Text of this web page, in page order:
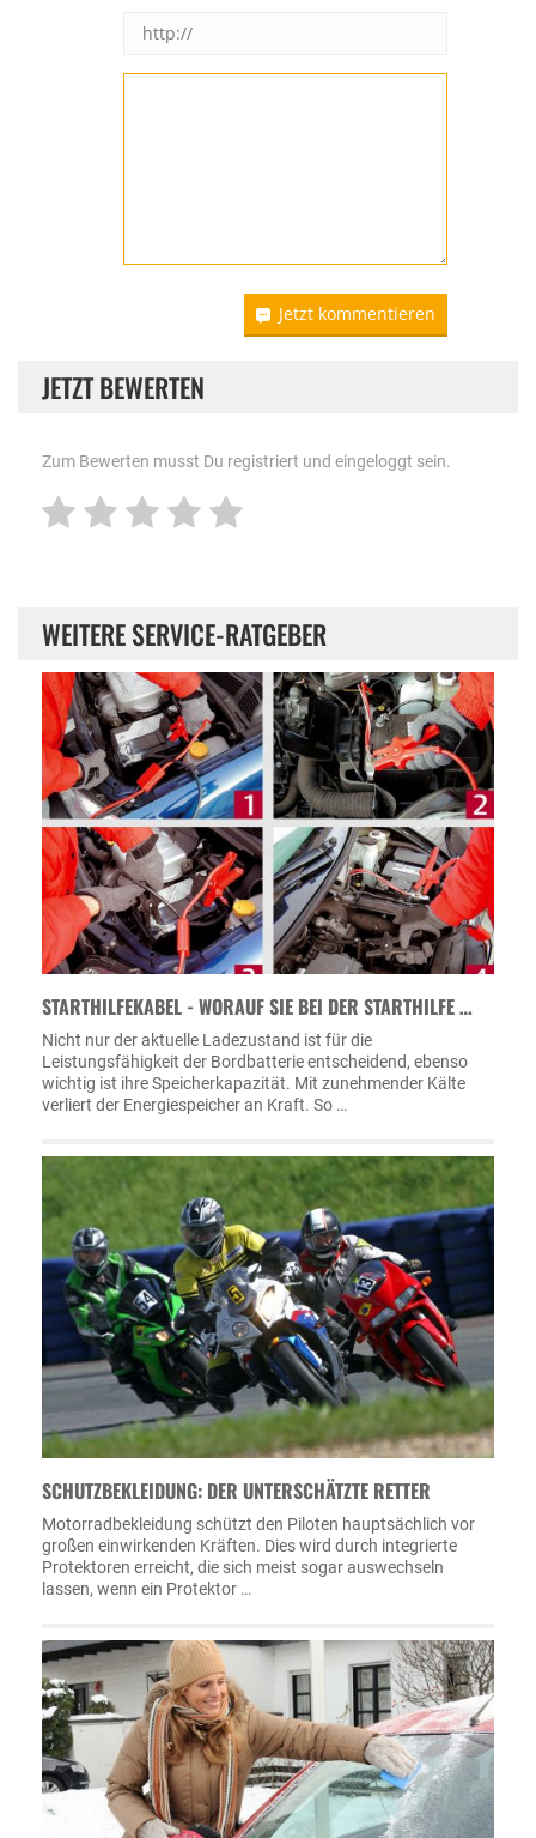
Jetzt kommentieren
JETZT BEWERTEN
Zum Bewerten musst Du registriert und eingeloggt sein.
WEITERE SERVICE-RATGEBER
STARTHILFEKABEL - WORAUF SIE BEI DER STARTHILFE …
Nicht nur der aktuelle Ladezustand ist für die
Leistungsfähigkeit der Bordbatterie entscheidend, ebenso
wichtig ist ihre Speicherkapazität. Mit zunehmender Kälte
verliert der Energiespeicher an Kraft. So …
SCHUTZBEKLEIDUNG: DER UNTERSCHÄTZTE RETTER
Motorradbekleidung schützt den Piloten hauptsächlich vor
großen einwirkenden Kräften. Dies wird durch integrierte
Protektoren erreicht, die sich meist sogar auswechseln
lassen, wenn ein Protektor …